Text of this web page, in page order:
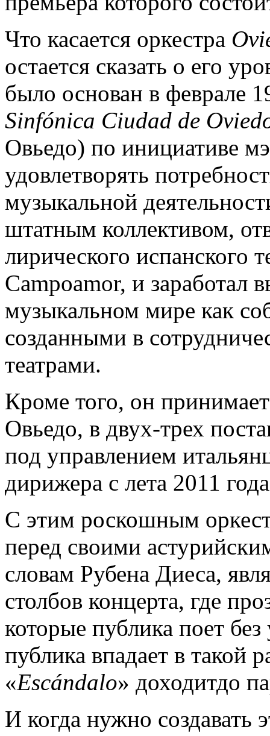
Что касается оркестра
остается сказать о его
было основан в феврале
Sinfónica Ciudad de
Овьедо) по инициативе
удовлетворять
музыкальной
штатным коллективом,
лирического испанского
Campoamor, и заработал
музыкальном мире как
созданными в
театрами.
Кроме того, он
Овьедо, в двух-трех
под управлением
дирижера с лета 2011
С этим роскошным
перед своими
словам Рубена Диеса,
столбов концерта, где
которые публика поет
публика впадает в такой
«Escándalo» доходитдо
И когда нужно создавать